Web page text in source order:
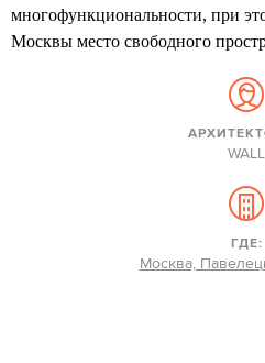
многофункциональности, при
Москвы место свободного
WALL
ГДЕ:
Москва,